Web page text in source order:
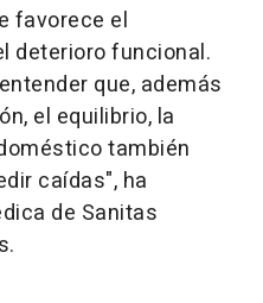
favorece el
deterioro funcional.
que, además
el equilibrio, la
también
caídas", ha
de Sanitas